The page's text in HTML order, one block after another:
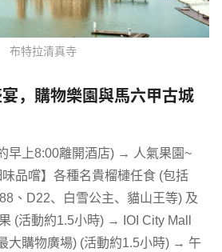
布特拉清真寺
，購物樂園與馬六甲古城
早上8:00離開酒店) → 人氣果園~
品嚐】各種名貴榴槤任食 (包括
、D22、白雪公主、貓山王等) 及
(活動約1.5小時) → IOI City Mall
大購物廣場) (活動約1.5小時) → 午